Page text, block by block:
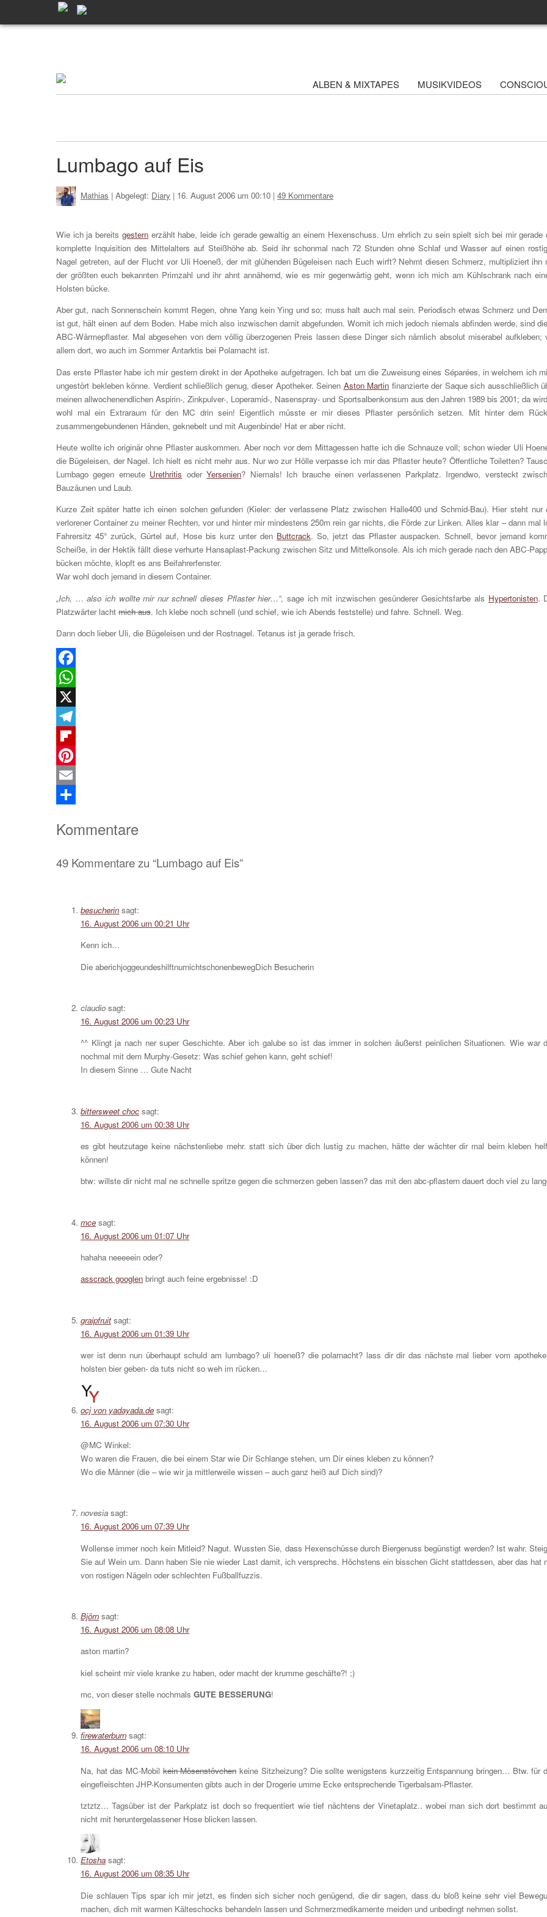
ALBEN & MIXTAPES MUSIKVIDEOS
Lumbago auf Eis
Mathias | Abgelegt: Diary | 16. August 2006 um 00:10 |49 Kommentare
Wie ich ja bereits gestern erzählt habe, leide ich gerade gewaltig an einem Hexenschuss. Um ehrlich zu sein spielt sich bei mir gerade
komplette Inquisition des Mittelalters auf Steißhöhe ab. Seid ihr schonmal nach 72 Stunden ohne Schlaf und Wasser auf einen
Nagel getreten, auf der Flucht vor Uli Hoeneß, der mit glühenden Bügeleisen nach Euch wirft? Nehmt diesen Schmerz, multipliziert ihn
der größten euch bekannten Primzahl und ihr ahnt annähernd, wie es mir gegenwärtig geht, wenn ich mich am Kühlschrank nach
Holsten bücke.
Aber gut, nach Sonnenschein kommt Regen, ohne Yang kein Ying und so; muss halt auch mal sein. Periodisch etwas Schmerz und
ist gut, hält einen auf dem Boden. Habe mich also inzwischen damit abgefunden. Womit ich mich jedoch niemals abfinden werde, sind
ABC-Wärmepflaster. Mal abgesehen von dem völlig überzogenen Preis lassen diese Dinger sich nämlich absolut miserabel aufkleben;
allem dort, wo auch im Sommer Antarktis bei Polarnacht ist.
Das erste Pflaster habe ich mir gestern direkt in der Apotheke aufgetragen. Ich bat um die Zuweisung eines Séparées, in welchem ich
ungestört bekleben könne. Verdient schließlich genug, dieser Apotheker. Seinen Aston Martin finanzierte der Saque sich ausschließlich
meinen allwochenendlichen Aspirin-, Zinkpulver-, Loperamid-, Nasenspray- und Sportsalbenkonsum aus den Jahren 1989 bis 2001; da
wohl mal ein Extraraum für den MC drin sein! Eigentlich müsste er mir dieses Pflaster persönlich setzen. Mit hinter dem
zusammengebundenen Händen, geknebelt und mit Augenbinde! Hat er aber nicht.
Heute wollte ich originär ohne Pflaster auskommen. Aber noch vor dem Mittagessen hatte ich die Schnauze voll; schon wieder Uli
die Bügeleisen, der Nagel. Ich hielt es nicht mehr aus. Nur wo zur Hölle verpasse ich mir das Pflaster heute? Öffentliche Toiletten?
Lumbago gegen erneute Urethritis oderYersenien? Niemals! Ich brauche einen verlassenen Parkplatz. Irgendwo, versteckt
Bauzäunen und Laub.
Kurze Zeit später hatte ich einen solchen gefunden (Kieler: der verlassene Platz zwischen Halle400 und Schmid-Bau). Hier steht nur
verlorener Container zu meiner Rechten, vor und hinter mir mindestens 250m rein gar nichts, die Förde zur Linken. Alles klar – dann mal
Fahrersitz 45° zurück, Gürtel auf, Hose bis kurz unter den Buttcrack. So, jetzt das Pflaster auspacken. Schnell, bevor jemand
Scheiße, in der Hektik fällt diese verhurte Hansaplast-Packung zwischen Sitz und Mittelkonsole. Als ich mich gerade nach den ABC-
bücken möchte, klopft es ans Beifahrerfenster.
War wohl doch jemand in diesem Container.
„Ich, … also ich wollte mir nur schnell dieses Pflaster hier…“, sage ich mit inzwischen gesünderer Gesichtsfarbe als Hypertonisten.
Platzwärter lacht mich aus. Ich klebe noch schnell (und schief, wie ich Abends feststelle) und fahre. Schnell. Weg.
Dann doch lieber Uli, die Bügeleisen und der Rostnagel. Tetanus ist ja gerade frisch.
Facebook
WhatsApp
X
Telegram
Flipboard
Pinterest
Email
Kommentare
49 Kommentare zu “Lumbago auf Eis”
besucherin sagt:
16. August 2006 um 00:21 Uhr
Kenn ich…
Die aberichjoggeundeshilftnurnichtschonenbewegDich Besucherin
claudio sagt:
16. August 2006 um 00:23 Uhr
^^ Klingt ja nach ner super Geschichte. Aber ich galube so ist das immer in solchen äußerst peinlichen Situationen. Wie war
nochmal mit dem Murphy-Gesetz: Was schief gehen kann, geht schief!
In diesem Sinne … Gute Nacht
bittersweet choc sagt:
16. August 2006 um 00:38 Uhr
es gibt heutzutage keine nächstenliebe mehr. statt sich über dich lustig zu machen, hätte der wächter dir mal beim kleben
können!
btw: willste dir nicht mal ne schnelle spritze gegen die schmerzen geben lassen? das mit den abc-pflastern dauert doch viel zu
mce sagt:
16. August 2006 um 01:07 Uhr
hahaha neeeeein oder?
asscrack googlen bringt auch feine ergebnisse! :D
graipfruit sagt:
16. August 2006 um 01:39 Uhr
wer ist denn nun überhaupt schuld am lumbago? uli hoeneß? die polarnacht? lass dir dir das nächste mal lieber vom
holsten bier geben- da tuts nicht so weh im rücken…
ocj von yadayada.de sagt:
16. August 2006 um 07:30 Uhr
@MC Winkel:
Wo waren die Frauen, die bei einem Star wie Dir Schlange stehen, um Dir eines kleben zu können?
Wo die Männer (die – wie wir ja mittlerweile wissen – auch ganz heiß auf Dich sind)?
novesia sagt:
16. August 2006 um 07:39 Uhr
Wollense immer noch kein Mitleid? Nagut. Wussten Sie, dass Hexenschüsse durch Biergenuss begünstigt werden? Ist wahr.
Sie auf Wein um. Dann haben Sie nie wieder Last damit, ich versprechs. Höchstens ein bisschen Gicht stattdessen, aber das hat
von rostigen Nägeln oder schlechten Fußballfuzzis.
Björn sagt:
16. August 2006 um 08:08 Uhr
aston martin?
kiel scheint mir viele kranke zu haben, oder macht der krumme geschäfte?! ;)
mc, von dieser stelle nochmals GUTE BESSERUNG!
firewaterburn sagt:
16. August 2006 um 08:10 Uhr
Na, hat das MC-Mobilkein Mösenstövchenkeine Sitzheizung? Die sollte wenigstens kurzzeitig Entspannung bringen… Btw. für
eingefleischten JHP-Konsumenten gibts auch in der Drogerie umme Ecke entsprechende Tigerbalsam-Pflaster.
tztztz… Tagsüber ist der Parkplatz ist doch so frequentiert wie tief nächtens der Vinetaplatz.. wobei man sich dort bestimmt
nicht mit heruntergelassener Hose blicken lassen.
Etosha sagt:
16. August 2006 um 08:35 Uhr
Die schlauen Tips spar ich mir jetzt, es finden sich sicher noch genügend, die dir sagen, dass du bloß keine sehr viel
machen, dich mit warmen Kälteschocks behandeln lassen und Schmerzmedikamente meiden und unbedingt nehmen sollst.